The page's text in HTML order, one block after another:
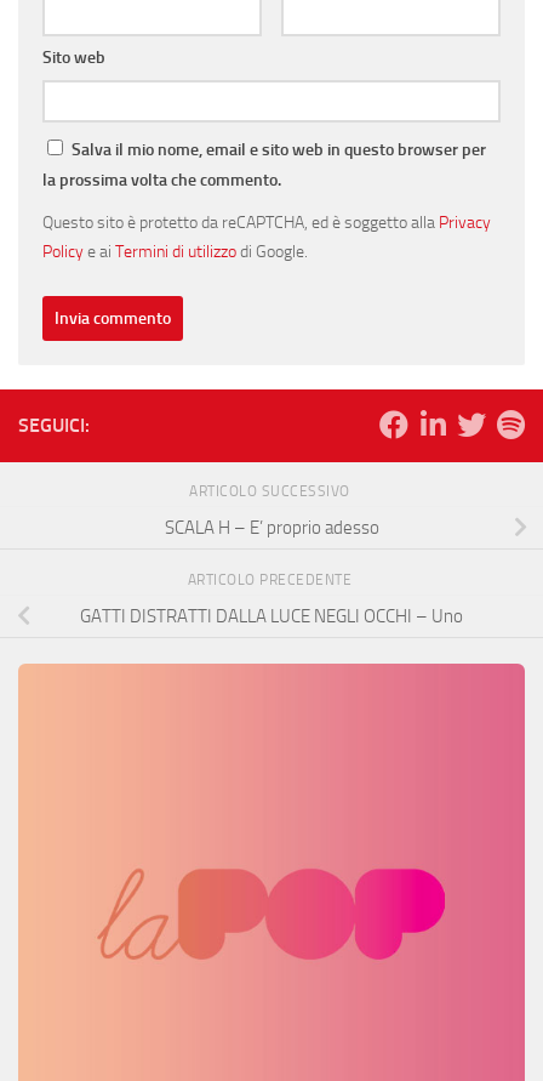
Sito web
Salva il mio nome, email e sito web in questo browser per
la prossima volta che commento.
Questo sito è protetto da reCAPTCHA, ed è soggetto alla Privacy
Policye ai Termini di utilizzodi Google.
SEGUICI:
ARTICOLO SUCCESSIVO
SCALA H – E’ proprio adesso
ARTICOLO PRECEDENTE
GATTI DISTRATTI DALLA LUCE NEGLI OCCHI – Uno